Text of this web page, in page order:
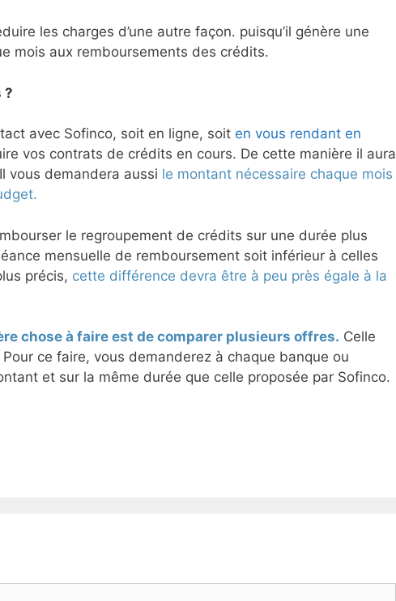
les charges d’une autre façon. puisqu’il génère une
mois aux remboursements des crédits.
?
avec Sofinco, soit en ligne, soit en vous rendant en
vos contrats de crédits en cours. De cette manière il aura
vous demandera aussi le montant nécessaire chaque mois
le regroupement de crédits sur une durée plus
mensuelle de remboursement soit inférieur à celles
précis, cette différence devra être à peu près égale à la
chose à faire est de comparer plusieurs offres. Celle
ce faire, vous demanderez à chaque banque ou
et sur la même durée que celle proposée par Sofinco.